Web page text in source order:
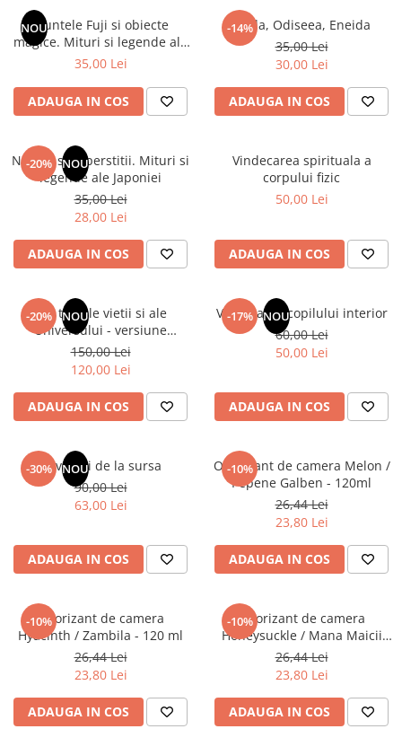
Audiobook
ReConnect
Crestinism
ScienceConnection
SelfConnect
SelfHealing
Vindecare Spirituala
Senzatii/Thriller
SF & Fantasy
Teatru
Teens Book Club
Instrumente si Truse Geometrie
Seturi scolare
Calculator
Consumabile & Accesorii
COLOREAZA CU PRIETENII
De colorat
Pot desena minunat
Carti educative
Copii 0-7 ani
Clubul Premiantilor
Super pitici 2-5 ani
Dezvoltare personala
Enciclopedii
Legende istorice
Literatura Scolara
Elevi de 10 plus
Lecturi Scolare
Lumea Copilariei
Ma pregatesc pentru scoala
Clasa a II-a
Clasa a III-a
Clasa a IV-a
Clasa a V-a
Clasa a VI-a
Clasa a VII-a
Clasa a VIII-a
Clasa I
Puzzle-uri
Puzzle
Puzzle 3D Lemn
NOUMuntele Fuji si obiecte
magice. Mituri si legende ale
Japoniei
35,00 Lei
ADAUGA IN COS
-14%
Iliada, Odiseea, Eneida
35,00 Lei
30,00 Lei
ADAUGA IN COS
-20% NOU
Natura si superstitii. Mituri si
legende ale Japoniei
35,00 Lei
28,00 Lei
ADAUGA IN COS
Vindecarea spirituala a
corpului fizic
50,00 Lei
ADAUGA IN COS
-20% NOU
Din tainele vietii si ale
Universului - versiune
originala din 1939. Volumele I-
III. Cutie de colectie -Scarlat
Demetrescu
150,00 Lei
120,00 Lei
ADAUGA IN COS
-17% NOU
Vindecarea copilului interior
60,00 Lei
50,00 Lei
ADAUGA IN COS
-30% NOU
Revelatii de la sursa
90,00 Lei
63,00 Lei
ADAUGA IN COS
-10%
Odorizant de camera Melon /
Pepene Galben - 120ml
26,44 Lei
23,80 Lei
ADAUGA IN COS
-10%
Odorizant de camera
Hyacinth / Zambila - 120 ml
26,44 Lei
23,80 Lei
ADAUGA IN COS
-10%
Odorizant de camera
Honeysuckle / Mana Maicii
Domnului - 120 ml
26,44 Lei
23,80 Lei
ADAUGA IN COS